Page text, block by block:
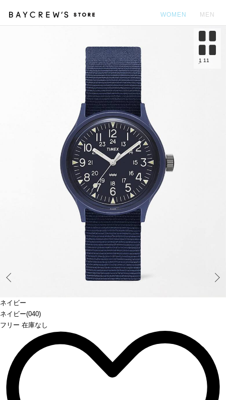
WOMEN MEN
ネイビー
ネイビー(040)
フリー 在庫なし
1 11